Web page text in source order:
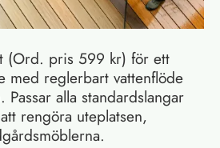
(Ord. pris 599 kr) för ett
med reglerbart vattenflöde
Passar alla standardslangar
rengöra uteplatsen,